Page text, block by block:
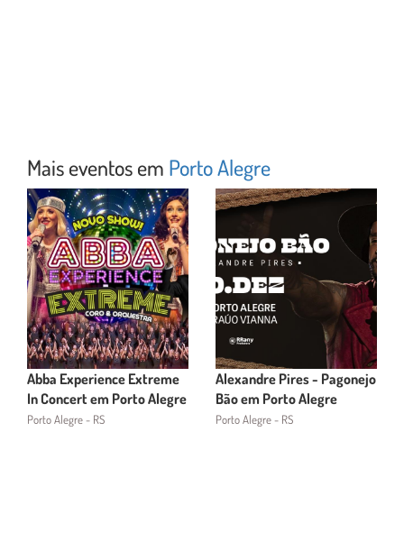
Mais eventos em Porto Alegre
Abba Experience Extreme
In Concert em Porto Alegre
Porto Alegre - RS
Alexandre Pires - Pagonejo
Bão em Porto Alegre
Porto Alegre - RS